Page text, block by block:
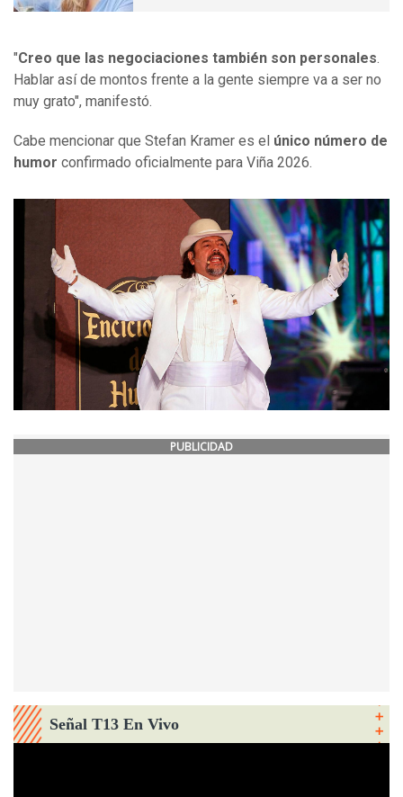
"Creo que las negociaciones también son personales.
Hablar así de montos frente a la gente siempre va a ser no
muy grato", manifestó.
Cabe mencionar que Stefan Kramer es el único número de
humor confirmado oficialmente para Viña 2026.
PUBLICIDAD
Señal T13 En Vivo